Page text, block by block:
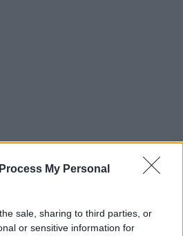
My Personal
sale, sharing to third parties, or
or sensitive information for